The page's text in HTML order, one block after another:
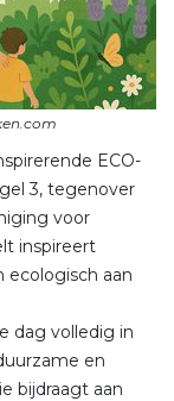
ECO-
3, tegenover
voor
inspireert
ecologisch aan
dag volledig in
en
bijdraagt aan